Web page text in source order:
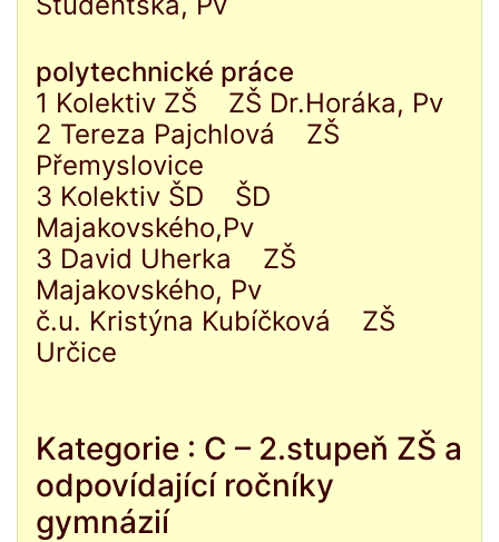
polytechnické práce
1 Kolektiv ZŠ ZŠ Dr.Horáka, Pv
2 Tereza Pajchlová ZŠ
Přemyslovice
3 Kolektiv ŠD ŠD
Majakovského,Pv
3 David Uherka ZŠ
Majakovského, Pv
č.u. Kristýna Kubíčková ZŠ
Určice
Kategorie : C – 2.stupeň ZŠ a
odpovídající ročníky
gymnázií